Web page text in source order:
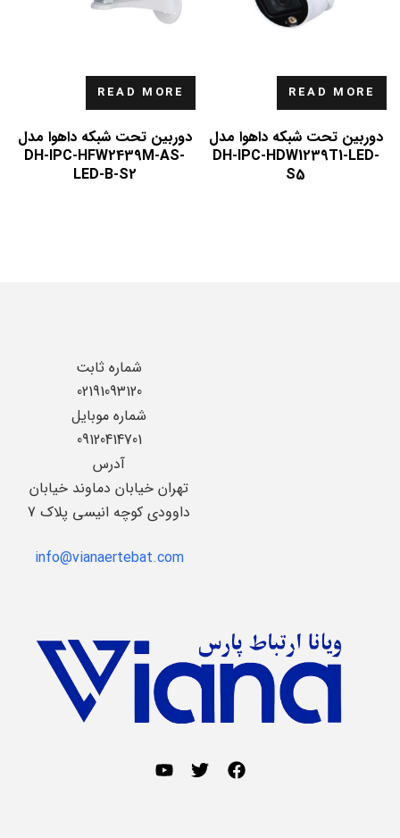
READ MORE
دوربین تحت شبکه داهوا مدل
DH-IPC-HDW1239T1-LED-
S5
READ MORE
دوربین تحت شبکه داهوا مدل
DH-IPC-HFW2439M-AS-
LED-B-S2
شماره ثابت
02191093120
شماره موبایل
09120414701
آدرس
تهران خیابان دماوند خیابان
داوودی کوچه انیسی پلاک 7
info@vianaertebat.com